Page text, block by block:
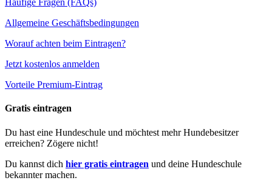
Häufige Fragen (FAQs)
Allgemeine Geschäftsbedingungen
Worauf achten beim Eintragen?
Jetzt kostenlos anmelden
Vorteile Premium-Eintrag
Gratis eintragen
Du hast eine Hundeschule und möchtest mehr Hundebesitzer
erreichen? Zögere nicht!
Du kannst dich hier gratis eintragen und deine Hundeschule
bekannter machen.